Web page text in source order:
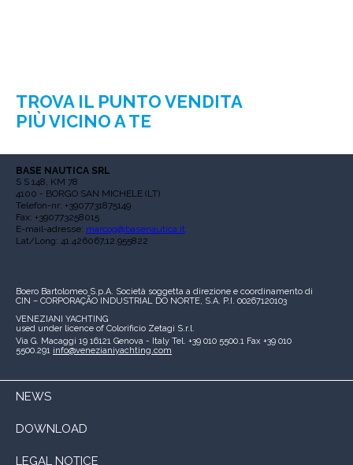
TROVA IL PUNTO VENDITA
PIÙ VICINO A TE
BASE NAUTICA SRL
S S 148, KM 78
4100 - BORGO SAN MICHELE (LT)
Telefon-nr: +3907731875149
Fax: +390773258015
E-mail-adresse: marcog@basenautica.it
Lat/Long: 41.426067,12.955822
Boero Bartolomeo S.p.A. Società soggetta a direzione e coordinamento di
CIN – CORPORAÇÃO INDUSTRIAL DO NORTE, S.A. P.I. 00267120103
VENEZIANI YACHTING
used under licence of Colorificio Zetagi S.r.l.
Via G. Macaggi 19 16121 Genova - Italy Tel. +39 010 5500.1 Fax +39 010
5500.291 info@venezianiyachting.com
NEWS
DOWNLOAD
LEGAL NOTICE